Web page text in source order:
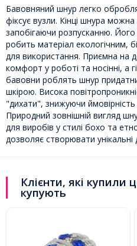
Бавовняний шнур легко
фіксує вузли. Кінці шнура
запобігаючи розпусканню.
робить матеріал екологічним,
для використання. Приємна на
комфорт у роботі та носінні, а
бавовни роблять шнур
шкірою. Висока
"дихати", знижуючи
Природний зовнішній вигляд
для виробів у стилі бохо та
дозволяє створювати унікальні
Клієнти, які купили
купують